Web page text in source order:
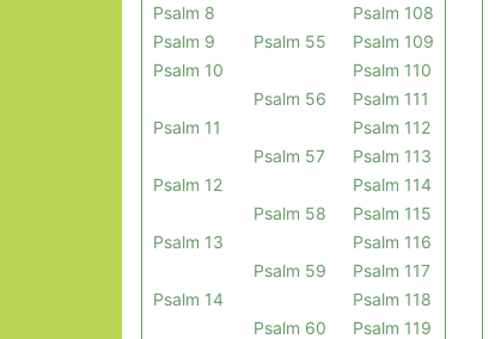
Psalm 8
Psalm 9
Psalm 10
Psalm 11
Psalm 12
Psalm 13
Psalm 14
Psalm 55
Psalm 56
Psalm 57
Psalm 58
Psalm 59
Psalm 60
Psalm 108
Psalm 109
Psalm 110
Psalm 111
Psalm 112
Psalm 113
Psalm 114
Psalm 115
Psalm 116
Psalm 117
Psalm 118
Psalm 119